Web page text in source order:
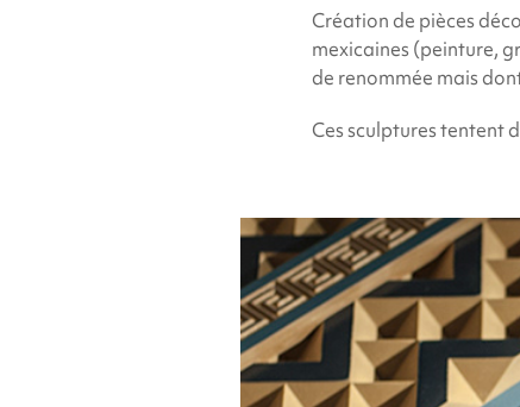
Création de pièces
mexicaines (peinture,
de renommée mais
Ces sculptures tentent